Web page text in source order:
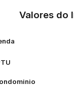
Valores do